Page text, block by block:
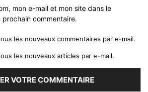
mon e-mail et mon site dans le
commentaire.
les nouveaux commentaires par e-mail.
les nouveaux articles par e-mail.